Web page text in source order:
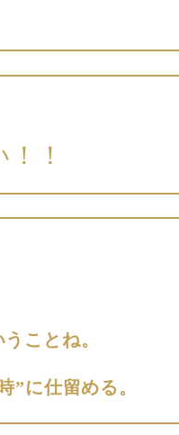
！
ことね。
”に仕留める。